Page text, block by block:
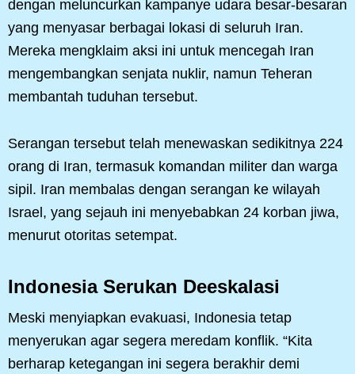
dengan meluncurkan kampanye udara besar-besaran
yang menyasar berbagai lokasi di seluruh Iran.
Mereka mengklaim aksi ini untuk mencegah Iran
mengembangkan senjata nuklir, namun Teheran
membantah tuduhan tersebut.
Serangan tersebut telah menewaskan sedikitnya 224
orang di Iran, termasuk komandan militer dan warga
sipil. Iran membalas dengan serangan ke wilayah
Israel, yang sejauh ini menyebabkan 24 korban jiwa,
menurut otoritas setempat.
Indonesia Serukan Deeskalasi
Meski menyiapkan evakuasi, Indonesia tetap
menyerukan agar segera meredam konflik. “Kita
berharap ketegangan ini segera berakhir demi